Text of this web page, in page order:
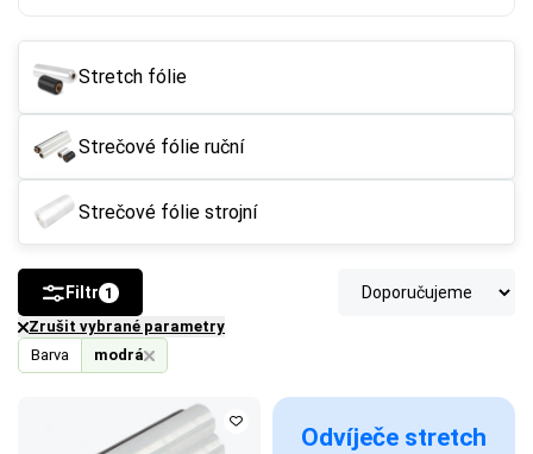
Stretch fólie
Strečové fólie ruční
Strečové fólie strojní
Barva modrá
Zrušit vybrané parametry
Filtr 1
Odvíječe stretch